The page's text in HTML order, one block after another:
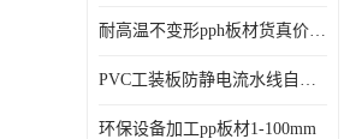
耐高温不变形pph板材货真价值pph板材
PVC工装板防静电流水线自动化倍速线工装板
环保设备加工pp板材1-100mm